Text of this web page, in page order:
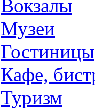
Вокзалы
Музеи
Гостиницы
Кафе,
Туризм